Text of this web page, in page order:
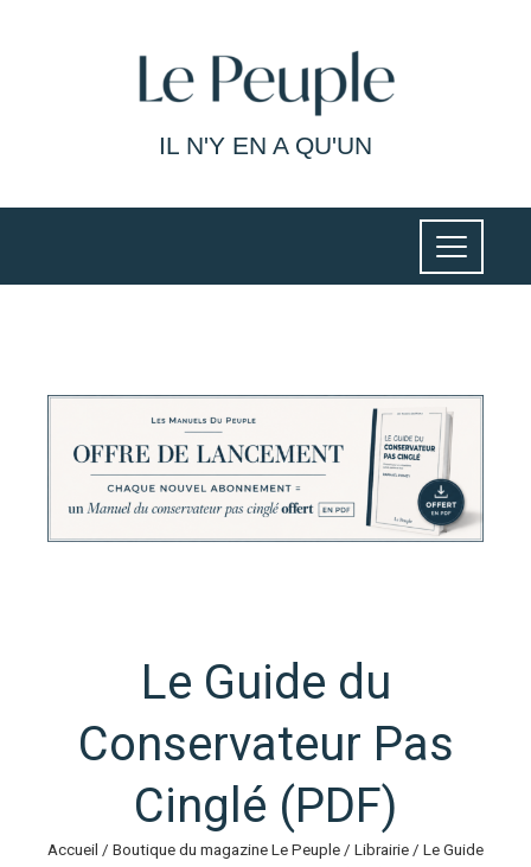
IL N'Y EN A QU'UN
Le Guide du
Conservateur Pas
Cinglé (PDF)
Accueil / Boutique du magazine Le Peuple / Librairie / Le Guide